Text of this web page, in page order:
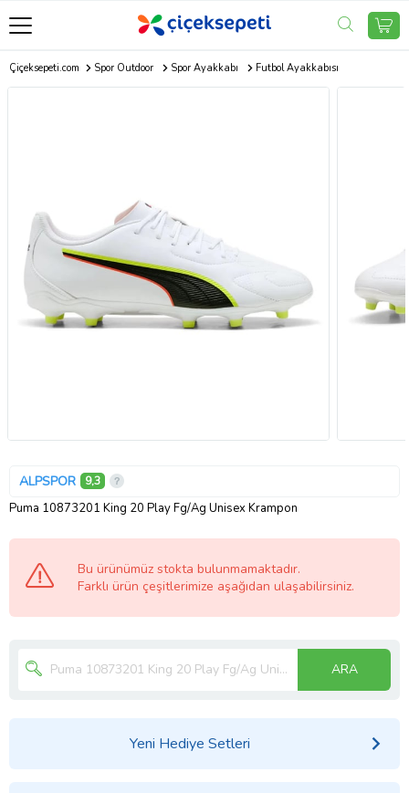
Çiçeksepeti.com Spor Outdoor Spor Ayakkabı Futbol Ayakkabısı
ALPSPOR 9,3
Puma 10873201 King 20 Play Fg/Ag Unisex Krampon
Bu ürünümüz stokta bulunmamaktadır.
Farklı ürün çeşitlerimize aşağıdan ulaşabilirsiniz.
ARA
Yeni Hediye Setleri